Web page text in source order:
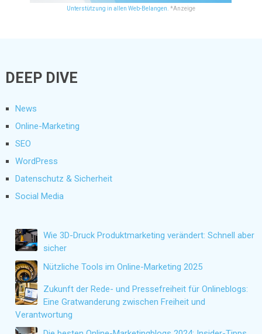
Unterstützung in allen Web-Belangen. *Anzeige
DEEP DIVE
News
Online-Marketing
SEO
WordPress
Datenschutz & Sicherheit
Social Media
Wie 3D-Druck Produktmarketing verändert: Schnell aber
sicher
Nützliche Tools im Online-Marketing 2025
Zukunft der Rede- und Pressefreiheit für Onlineblogs:
Eine Gratwanderung zwischen Freiheit und
Verantwortung